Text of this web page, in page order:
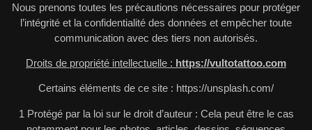
Nous prenons toutes les précautions nécessaires pour protéger
l’intégrité et la confidentialité des données et empêcher toute
communication avec des tiers non autorisés.
Droits de propriété intellectuelle : https://vultotattoo.com
Certains éléments de ce site : https://unsplash.com/
1 Protégé par la loi sur le droit d’auteur : Cela peut être le cas